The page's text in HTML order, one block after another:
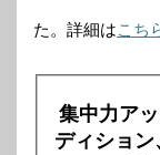
た。詳細はこち
集中力ア
ディショ